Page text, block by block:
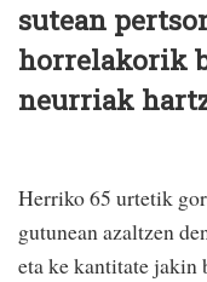
sutean
horrelakorik
neurriak
Herriko 65 urtetik
gutunean azaltzen
eta ke kantitate jakin